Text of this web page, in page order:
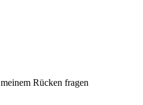
Rücken fragen